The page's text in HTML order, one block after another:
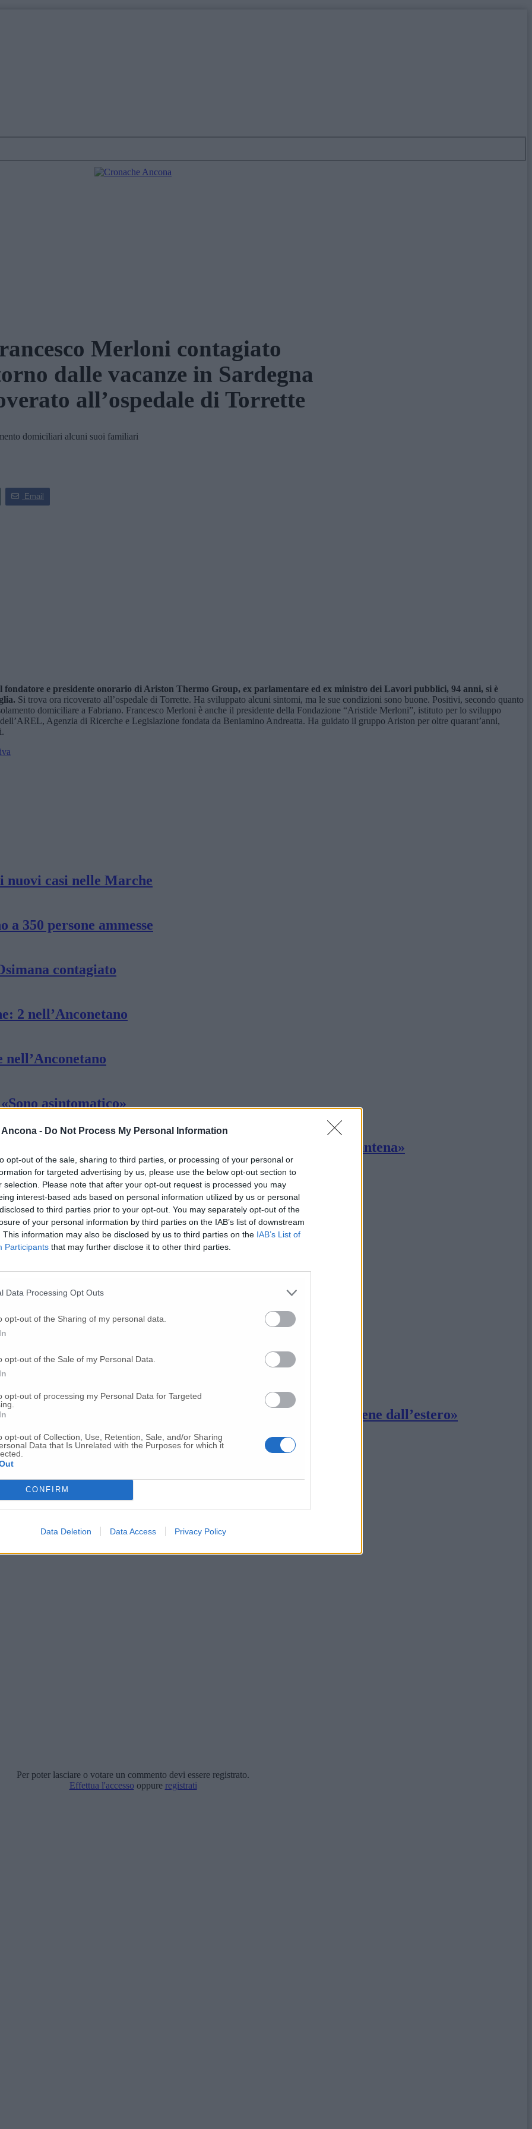
- Do Not Process My Personal Information
opt-out of the sale, sharing to third parties, or processing of your personal or
for targeted advertising by us, please use the below opt-out section to
selection. Please note that after your opt-out request is processed you may
interest-based ads based on personal information utilized by us or personal
to third parties prior to your opt-out. You may separately opt-out of the
of your personal information by third parties on the IAB’s list of downstream
This information may also be disclosed by us to third parties on the IAB’s List of
Participants that may further disclose it to other third parties.
Data Processing Opt Outs
opt-out of the Sharing of my personal data.
opt-out of the Sale of my Personal Data.
opt-out of processing my Personal Data for Targeted
opt-out of Collection, Use, Retention, Sale, and/or Sharing
Data that Is Unrelated with the Purposes for which it
CONFIRM
Data Deletion Data Access Privacy Policy
Merloni contagiato
dalle vacanze in Sardegna
all’ospedale di Torrette
domiciliari alcuni suoi familiari
Email
e presidente onorario di Ariston Thermo Group, ex parlamentare ed ex ministro dei Lavori pubblici, 94 anni, si è
Si trova ora ricoverato all’ospedale di Torrette. Ha sviluppato alcuni sintomi, ma le sue condizioni sono buone. Positivi, secondo quanto
domiciliare a Fabriano. Francesco Merloni è anche il presidente della Fondazione “Aristide Merloni”, istituto per lo sviluppo
Agenzia di Ricerche e Legislazione fondata da Beniamino Andreatta. Ha guidato il gruppo Ariston per oltre quarant’anni,
nuovi casi nelle Marche
350 persone ammesse
contagiato
2 nell’Anconetano
asintomatico»
bene ma sono dispiaciuto per chi è costretto alla quarantena»
di giustizia
in provincia di Ancona
l’intera squadra è in quarantena
in provincia di Ancona
il tribunale per la sanificazione
meno a rischio di altre regioni Metà dei nuovi contagi viene dall’estero»
a rientri dall’estero e movida»
Per poter lasciare o votare un commento devi essere registrato.
Effettua l'accesso oppure registrati